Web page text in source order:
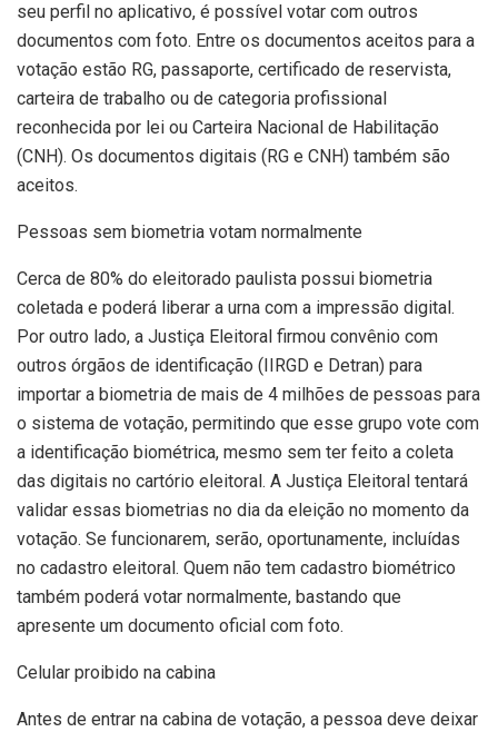
seu perfil no aplicativo, é possível votar com outros
documentos com foto. Entre os documentos aceitos para a
votação estão RG, passaporte, certificado de reservista,
carteira de trabalho ou de categoria profissional
reconhecida por lei ou Carteira Nacional de Habilitação
(CNH). Os documentos digitais (RG e CNH) também são
aceitos.
Pessoas sem biometria votam normalmente
Cerca de 80% do eleitorado paulista possui biometria
coletada e poderá liberar a urna com a impressão digital.
Por outro lado, a Justiça Eleitoral firmou convênio com
outros órgãos de identificação (IIRGD e Detran) para
importar a biometria de mais de 4 milhões de pessoas para
o sistema de votação, permitindo que esse grupo vote com
a identificação biométrica, mesmo sem ter feito a coleta
das digitais no cartório eleitoral. A Justiça Eleitoral tentará
validar essas biometrias no dia da eleição no momento da
votação. Se funcionarem, serão, oportunamente, incluídas
no cadastro eleitoral. Quem não tem cadastro biométrico
também poderá votar normalmente, bastando que
apresente um documento oficial com foto.
Celular proibido na cabina
Antes de entrar na cabina de votação, a pessoa deve deixar